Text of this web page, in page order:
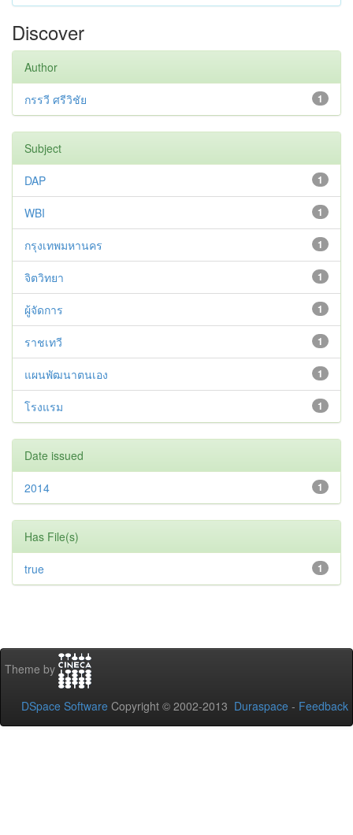
Discover
Author
1
กรรวี ศรีวิชัย
Subject
1
DAP
1
WBI
1
กรุงเทพมหานคร
1
จิตวิทยา
1
ผู้จัดการ
1
ราชเทวี
1
แผนพัฒนาตนเอง
1
โรงแรม
Date issued
1
2014
Has File(s)
1
true
Theme by
DSpace Software Copyright © 2002-2013 Duraspace - Feedback